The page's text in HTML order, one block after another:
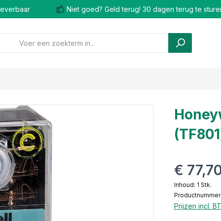
Niet goed? Geld terug! 30 dagen terug te
€
Inhoud: 1 Stk.
Prijzen incl.